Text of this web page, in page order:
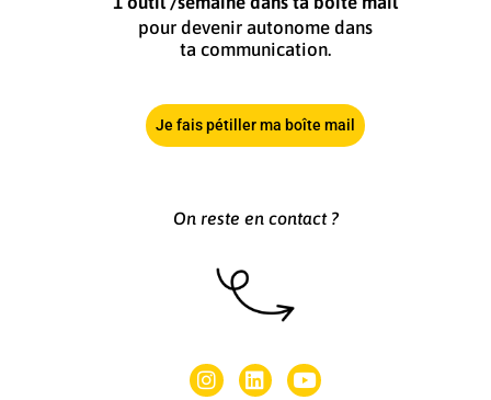
pour devenir autonome dans
ta communication.
Je fais pétiller ma boîte mail
On reste en contact ?